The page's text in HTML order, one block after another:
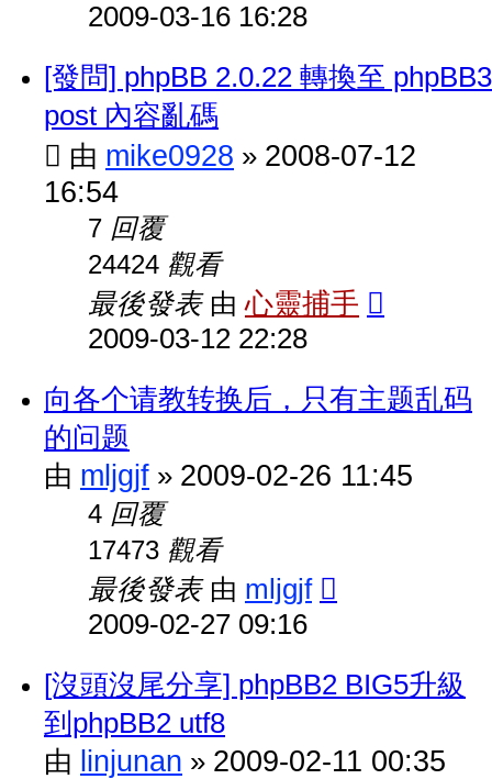
2009-03-16 16:28
[發問] phpBB 2.0.22 轉換至 phpBB3
post 內容亂碼
由 mike0928 » 2008-07-12
16:54
7 回覆
24424 觀看
最後發表 由心靈捕手
2009-03-12 22:28
向各个请教转换后，只有主题乱码
的问题
由 mljgjf » 2009-02-26 11:45
4 回覆
17473 觀看
最後發表 由 mljgjf
2009-02-27 09:16
[沒頭沒尾分享] phpBB2 BIG5升級
到phpBB2 utf8
由 linjunan » 2009-02-11 00:35